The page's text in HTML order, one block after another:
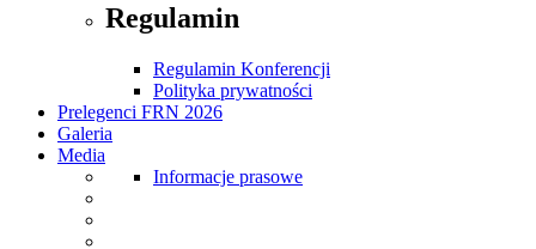
Regulamin
Regulamin Konferencji
Polityka prywatności
Prelegenci FRN 2026
Galeria
Media
Informacje prasowe